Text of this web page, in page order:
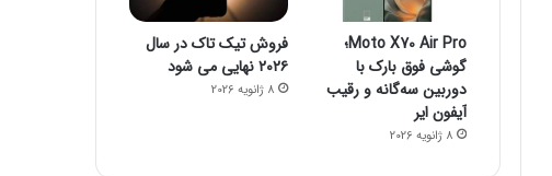
Moto X70 Air Pro؛
گوشی فوق بارک با
دوربین سه‌گانه و رقیب
آیفون ایر
8 ژانویه 2026
فروش تیک تاک در سال
۲۰۲۶ نهایی می شود
8 ژانویه 2026